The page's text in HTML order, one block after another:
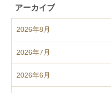
アーカイブ
2026年8月
2026年7月
2026年6月